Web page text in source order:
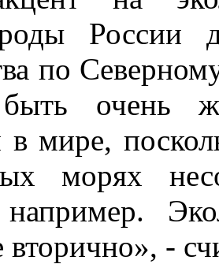
России
по
очень
мире,
морях
например.
вторично», -